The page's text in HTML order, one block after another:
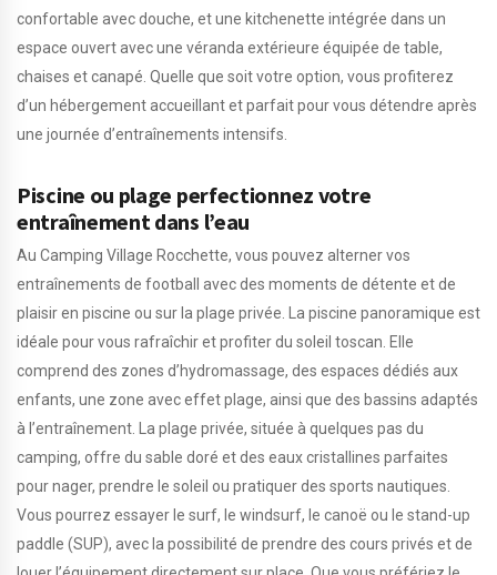
confortable avec douche, et une kitchenette intégrée dans un
espace ouvert avec une véranda extérieure équipée de table,
chaises et canapé. Quelle que soit votre option, vous profiterez
d’un hébergement accueillant et parfait pour vous détendre après
une journée d’entraînements intensifs.
Piscine ou plage perfectionnez votre
entraînement dans l’eau
Au Camping Village Rocchette, vous pouvez alterner vos
entraînements de football avec des moments de détente et de
plaisir en piscine ou sur la plage privée. La piscine panoramique est
idéale pour vous rafraîchir et profiter du soleil toscan. Elle
comprend des zones d’hydromassage, des espaces dédiés aux
enfants, une zone avec effet plage, ainsi que des bassins adaptés
à l’entraînement. La plage privée, située à quelques pas du
camping, offre du sable doré et des eaux cristallines parfaites
pour nager, prendre le soleil ou pratiquer des sports nautiques.
Vous pourrez essayer le surf, le windsurf, le canoë ou le stand-up
paddle (SUP), avec la possibilité de prendre des cours privés et de